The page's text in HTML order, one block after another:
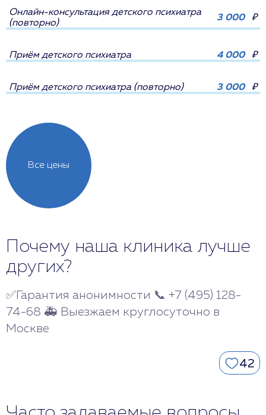
Все цены
Онлайн-консультация детского психиатра
(повторно)
3 000 ₽
Приём детского психиатра 4 000 ₽
Приём детского психиатра (повторно) 3 000 ₽
Почему наша клиника лучше
других?
✅Гарантия анонимности 📞 +7 (495) 128-
74-68 🚑 Выезжаем круглосуточно в
Москве
42